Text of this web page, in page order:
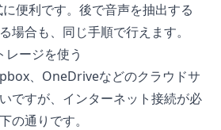
便利です。後で音声を抽出する
場合も、同じ手順で行えます。
ージを使う
、OneDriveなどのクラウドサ
ですが、インターネット接続が必
の通りです。